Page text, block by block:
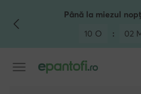
TRECI LA CONȚINUTUL
MERGI LA CĂUTAREPână la miezul
10 O
: 02